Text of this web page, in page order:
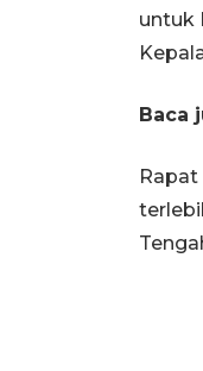
untuk
Baca